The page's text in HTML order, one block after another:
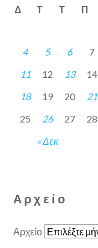
Δ Τ Τ Π
« Δεκ
4
5 6 7
11
12 13 14
18
19 20 21
25
26 27 28
Αρχείο
Αρχείο